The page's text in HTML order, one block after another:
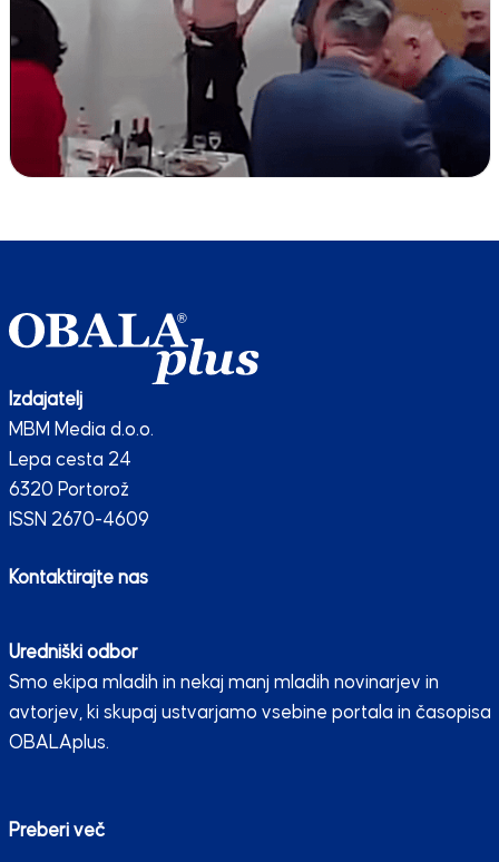
Izdajatelj
MBM Media d.o.o.
Lepa cesta 24
6320 Portorož
ISSN 2670-4609
Kontaktirajte nas
Uredniški odbor
Smo ekipa mladih in nekaj manj mladih novinarjev in
avtorjev, ki skupaj ustvarjamo vsebine portala in časopisa
OBALAplus.
Preberi več